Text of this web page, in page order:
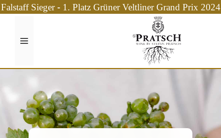
Zum
Falstaff Sieger - 1. Platz Grüner Veltliner Grand Prix 2024
Menü